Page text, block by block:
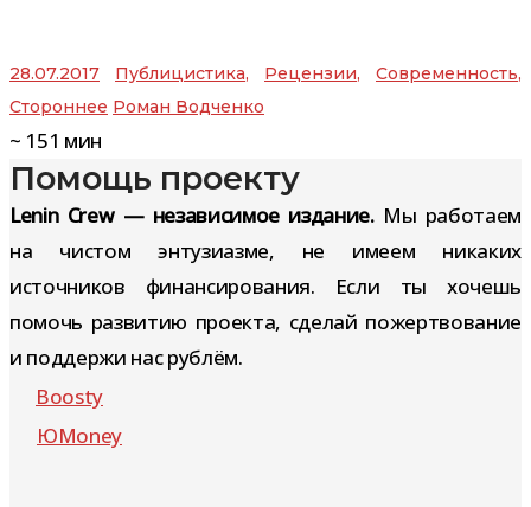
28.07.2017 Публицистика, Рецензии, Современность,
Стороннее Роман Водченко
~ 151 мин
Помощь проекту
Lenin Crew — независимое издание.Мы работаем
на чистом энтузиазме, не имеем никаких
источников финансирования. Если ты хочешь
помочь развитию проекта, сделай пожертвование
и поддержи нас рублём.
Boosty
ЮMoney